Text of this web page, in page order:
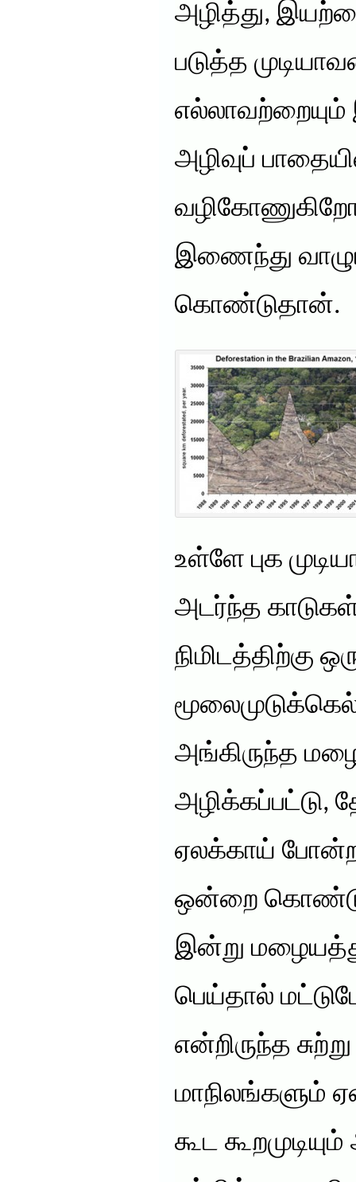
அழித்து,
படுத்த
அழிவுப்
இணைந்து
கொண்டுதான்.
உள்ளே புக
அடர்ந்த
நிமிடத்திற்கு
அங்கிருந்த
அழிக்கப்பட்டு,
ஏலக்காய்
ஒன்றை
இன்று
பெய்தால்
என்றிருந்த
மாநிலங்களும்
கூட